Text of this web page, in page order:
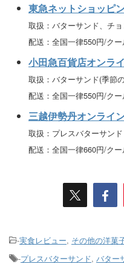
東急ネットショッピ
取扱：バターサンド、チ
配送：全国一律550円/クー
小田急百貨店オンラ
取扱：バターサンド(季節
配送：全国一律550円/クー
三越伊勢丹オンライ
取扱：プレスバターサンド
配送：全国一律660円/クー
-実食レビュー, その他の洋菓
-プレスバターサンド, バター